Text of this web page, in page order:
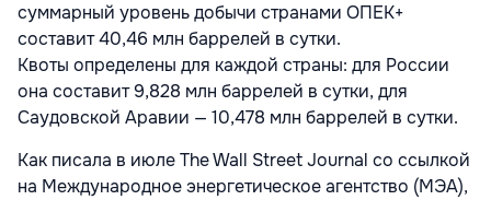
суммарный уровень добычи странами ОПЕК+
составит 40,46 млн баррелей в сутки.
Квоты определены для каждой страны: для России
она составит 9,828 млн баррелей в сутки, для
Саудовской Аравии — 10,478 млн баррелей в сутки.
Как писала в июле The Wall Street Journal со ссылкой
на Международное энергетическое агентство (МЭА),